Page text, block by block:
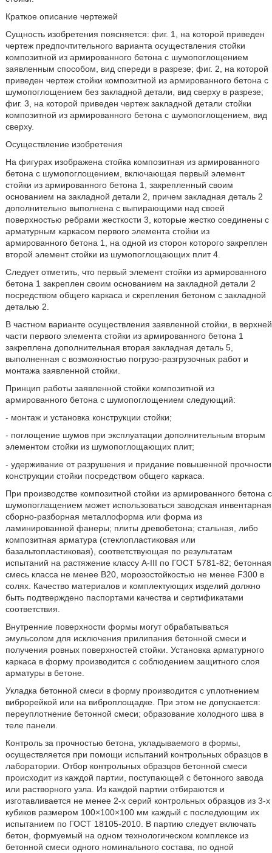
Краткое описание чертежей
Сущность изобретения поясняется: фиг. 1, на которой приведен
чертеж предпочтительного варианта осуществления стойки
композитной из армированного бетона с шумопоглощением
заявленным способом, вид спереди в разрезе; фиг. 2, на которой
приведен чертеж стойки композитной из армированного бетона с
шумопоглощением без закладной детали, вид сверху в разрезе;
фиг. 3, на которой приведен чертеж закладной детали стойки
композитной из армированного бетона с шумопоглощением, вид
сверху.
Осуществление изобретения
На фигурах изображена стойка композитная из армированного
бетона с шумопоглощением, включающая первый элемент
стойки из армированного бетона 1, закрепленный своим
основанием на закладной детали 2, причем закладная деталь 2
дополнительно выполнена с выпирающими над своей
поверхностью ребрами жесткости 3, которые жестко соединены с
арматурным каркасом первого элемента стойки из
армированного бетона 1, на одной из сторон которого закреплен
второй элемент стойки из шумопоглощающих плит 4.
Следует отметить, что первый элемент стойки из армированного
бетона 1 закреплен своим основанием на закладной детали 2
посредством общего каркаса и скрепления бетоном с закладной
деталью 2.
В частном варианте осуществления заявленной стойки, в верхней
части первого элемента стойки из армированного бетона 1
закреплена дополнительная вторая закладная деталь 5,
выполненная с возможностью погрузо-разгрузочных работ и
монтажа заявленной стойки.
Принцип работы заявленной стойки композитной из
армированного бетона с шумопоглощением следующий:
- монтаж и установка конструкции стойки;
- поглощение шумов при эксплуатации дополнительным вторым
элементом стойки из шумопоглощающих плит;
- удерживание от разрушения и придание повышенной прочности
конструкции стойки посредством общего каркаса.
При производстве композитной стойки из армированного бетона с
шумопоглащением может использоваться заводская инвентарная
сборно-разборная металлоформа или форма из
ламинированной фанеры; плиты древобетона; стальная, либо
композитная арматура (стеклопластиковая или
базальтопластиковая), соответствующая по результатам
испытаний на растяжение классу А-III по ГОСТ 5781-82; бетонная
смесь класса не менее В20, морозостойкостью не менее F300 в
солях. Качество материалов и комплектующих изделий должно
быть подтверждено паспортами качества и сертификатами
соответствия.
Внутренние поверхности формы могут обрабатываться
эмульсолом для исключения прилипания бетонной смеси и
получения ровных поверхностей стойки. Установка арматурного
каркаса в форму производится с соблюдением защитного слоя
арматуры в бетоне.
Укладка бетонной смеси в форму производится с уплотнением
виброрейкой или на виброплощадке. При этом не допускается:
переуплотнение бетонной смеси; образование холодного шва в
теле панели.
Контроль за прочностью бетона, укладываемого в формы,
осуществляется при помощи испытаний контрольных образцов в
лаборатории. Отбор контрольных образцов бетонной смеси
происходит из каждой партии, поступающей с бетонного завода
или растворного узла. Из каждой партии отбираются и
изготавливается не менее 2-х серий контрольных образцов из 3-х
кубиков размером 100×100×100 мм каждый с последующим их
испытанием по ГОСТ 18105-2010. В партию следует включать
бетон, формуемый на одном технологическом комплексе из
бетонной смеси одного номинального состава, по одной